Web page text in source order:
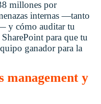
millones por
internas —tanto
y cómo auditar tu
para que tu
ganador para la
management y